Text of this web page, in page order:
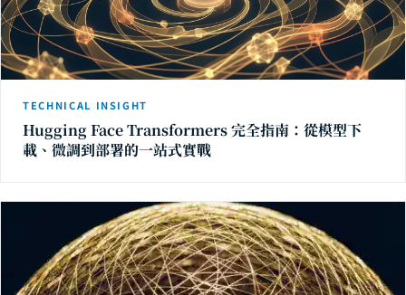
TECHNICAL INSIGHT
Hugging Face Transformers 完全指南：從模型下
載、微調到部署的一站式實戰